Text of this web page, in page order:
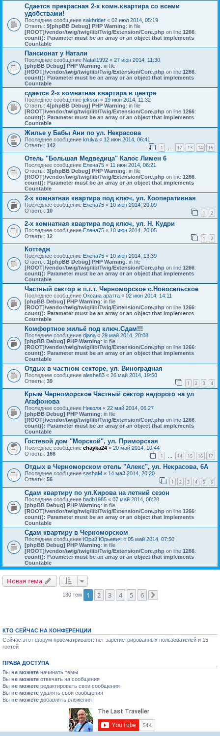
Сдается прекрасная 2-х комн.квартира со всеми
удобствами!
Последнее сообщение sakhrider « 02 июл 2014, 05:19
Ответы: 9[phpBB Debug] PHP Warning: in file
[ROOT]/vendor/twig/twig/lib/Twig/Extension/Core.php on line 1266:
count(): Parameter must be an array or an object that implements
Countable
Пансионат у Натали
Последнее сообщение Natali1992 « 27 июн 2014, 11:30
[phpBB Debug] PHP Warning: in file
[ROOT]/vendor/twig/twig/lib/Twig/Extension/Core.php on line 1266:
count(): Parameter must be an array or an object that implements
Countable
сдается 2-х комнатная квартира в центре
Последнее сообщение jekson « 19 июн 2014, 11:32
Ответы: 4[phpBB Debug] PHP Warning: in file
[ROOT]/vendor/twig/twig/lib/Twig/Extension/Core.php on line 1266:
count(): Parameter must be an array or an object that implements
Countable
Жилье у Бабы Ани по ул. Некрасова
Последнее сообщение krulya « 12 июн 2014, 06:41
Ответы: 142 1 … 12 13 14 15
Отель "Большая Медведица" Калос Лимен 6
Последнее сообщение Елена75 « 11 июн 2014, 06:21
Ответы: 3[phpBB Debug] PHP Warning: in file
[ROOT]/vendor/twig/twig/lib/Twig/Extension/Core.php on line 1266:
count(): Parameter must be an array or an object that implements
Countable
2-х комнатная квартира под ключ, ул. Кооперативная
Последнее сообщение Елена75 « 10 июн 2014, 20:09
Ответы: 10 1 2
2-х комнатная квартира под ключ, ул. Н. Кудри
Последнее сообщение Елена75 « 10 июн 2014, 20:05
Ответы: 12 1 2
Коттедж
Последнее сообщение Елена75 « 10 июн 2014, 13:39
Ответы: 1 [phpBB Debug] PHP Warning: in file
[ROOT]/vendor/twig/twig/lib/Twig/Extension/Core.php on line 1266:
count(): Parameter must be an array or an object that implements
Countable
Частный сектор в п.г.т. Черноморское с.Новосельское
Последнее сообщение Оксана аратта « 02 июн 2014, 14:11
[phpBB Debug] PHP Warning: in file
[ROOT]/vendor/twig/twig/lib/Twig/Extension/Core.php on line 1266:
count(): Parameter must be an array or an object that implements
Countable
Комфортное жильё под ключ.Сдам!!!
Последнее сообщение djana « 29 май 2014, 20:08
[phpBB Debug] PHP Warning: in file
[ROOT]/vendor/twig/twig/lib/Twig/Extension/Core.php on line 1266:
count(): Parameter must be an array or an object that implements
Countable
Отдых в частном секторе, ул. Виноградная
Последнее сообщение aleshe83 « 26 май 2014, 19:50
Ответы: 39 1 2 3 4
Крым Черноморское Частный сектор недорого на ул
Агафонова
Последнее сообщение Николя « 22 май 2014, 06:27
[phpBB Debug] PHP Warning: in file
[ROOT]/vendor/twig/twig/lib/Twig/Extension/Core.php on line 1266:
count(): Parameter must be an array or an object that implements
Countable
Гостевой дом "Морской", ул. Приморская
Последнее сообщение chayka24 « 20 май 2014, 10:44
Ответы: 166 1 … 14 15 16 17
Отдых в Черноморском отель "Алекс", ул. Некрасова, 6А
Последнее сообщение sashaM « 14 май 2014, 20:20
Ответы: 56 1 2 3 4 5 6
Сдам квартиру по ул.Кирова на летний сезон
Последнее сообщение badb1985 « 07 май 2014, 08:28
[phpBB Debug] PHP Warning: in file
[ROOT]/vendor/twig/twig/lib/Twig/Extension/Core.php on line 1266:
count(): Parameter must be an array or an object that implements
Countable
Cдам квартиру в Черноморском
Последнее сообщение Юрий Юрьевич « 05 май 2014, 07:50
[phpBB Debug] PHP Warning: in file
[ROOT]/vendor/twig/twig/lib/Twig/Extension/Core.php on line 1266:
count(): Parameter must be an array or an object that implements
Countable
Новая тема
180 тем 1 2 3 4 5 6
КТО СЕЙЧАС НА КОНФЕРЕНЦИИ
Сейчас этот форум просматривают: нет зарегистрированных пользователей и 15
гостей
ПРАВА ДОСТУПА
Вы не можете начинать темы
Вы не можете отвечать на сообщения
Вы не можете редактировать свои сообщения
Вы не можете удалять свои сообщения
Вы не можете добавлять вложения